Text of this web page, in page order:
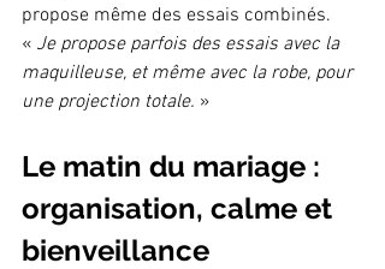
propose même des essais combinés.
« Je propose parfois des essais avec la
maquilleuse, et même avec la robe, pour
une projection totale. »
Le matin du mariage :
organisation, calme et
bienveillance